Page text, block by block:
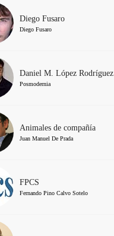
Diego Fusaro
Diego Fusaro
Daniel M. López Rodríguez
Posmodernia
Animales de compañía
Juan Manuel De Prada
FPCS
Fernando Pino Calvo Sotelo